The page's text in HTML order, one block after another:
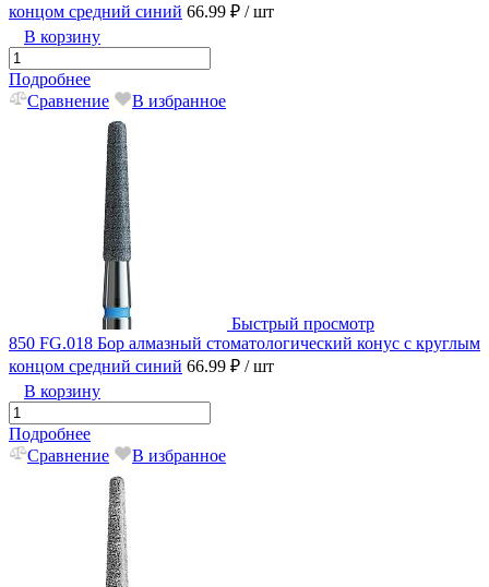
концом средний синий 66.99 ₽ / шт
В корзину
Подробнее
Сравнение
В избранное
Быстрый просмотр
850 FG.018 Бор алмазный стоматологический конус с круглым
концом средний синий 66.99 ₽ / шт
В корзину
Подробнее
Сравнение
В избранное